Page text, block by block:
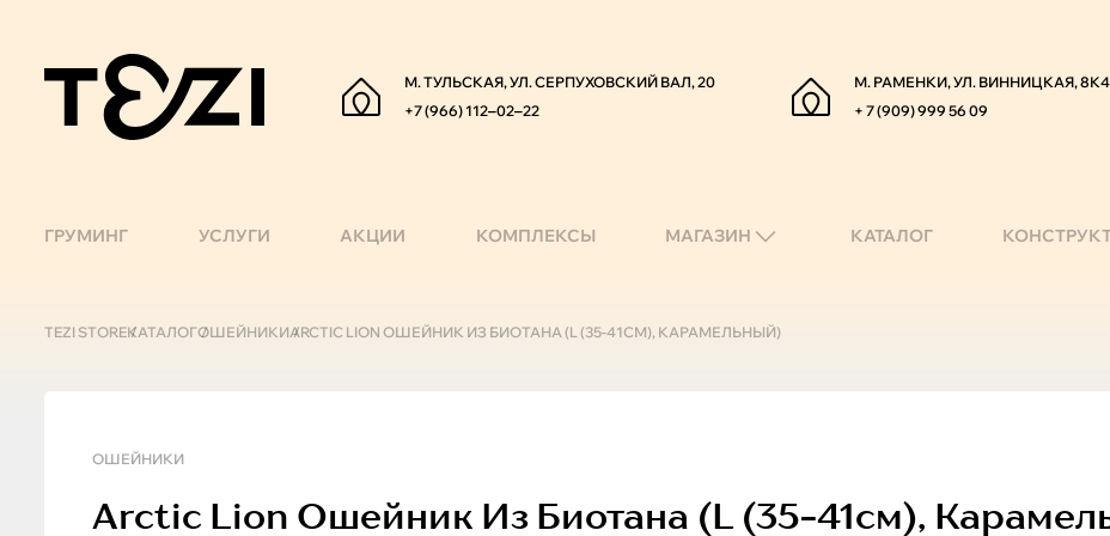
М. ТУЛЬСКАЯ, УЛ. СЕРПУХОВСКИЙ ВАЛ, 20
+7 (966) 112‒02‒22
М. РАМЕНКИ, УЛ. ВИННИЦКАЯ, 8К4
+ 7 (909) 999 56 09
ГРУМИНГ УСЛУГИ АКЦИИ КОМПЛЕКСЫ МАГАЗИН КАТАЛОГ
TEZI STOREКАТАЛОГОШЕЙНИКИARCTIC LION ОШЕЙНИК ИЗ БИОТАНА (L (35-41СМ), КАРАМЕЛЬНЫЙ)
ОШЕЙНИКИ
Arctic Lion Ошейник Из Биотана (l (35-41см),